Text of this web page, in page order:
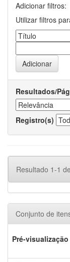
Adicionar filtros:
Utilizar filtros
Resultados/
Registro(s)
Resultado 1-1
Conjunto de
Pré-visualização